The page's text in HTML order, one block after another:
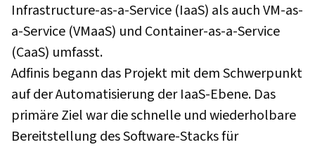
Infrastructure-as-a-Service (IaaS) als auch VM-as-
a-Service (VMaaS) und Container-as-a-Service
(CaaS) umfasst.
Adfinis begann das Projekt mit dem Schwerpunkt
auf der Automatisierung der IaaS-Ebene. Das
primäre Ziel war die schnelle und wiederholbare
Bereitstellung des Software-Stacks für